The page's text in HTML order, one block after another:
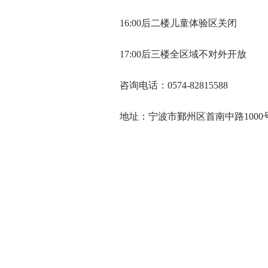
16:00后二楼儿童体验区关闭
17:00后三楼全区域不对外开放
咨询电话：0574-82815588
地址：宁波市鄞州区首南中路1000